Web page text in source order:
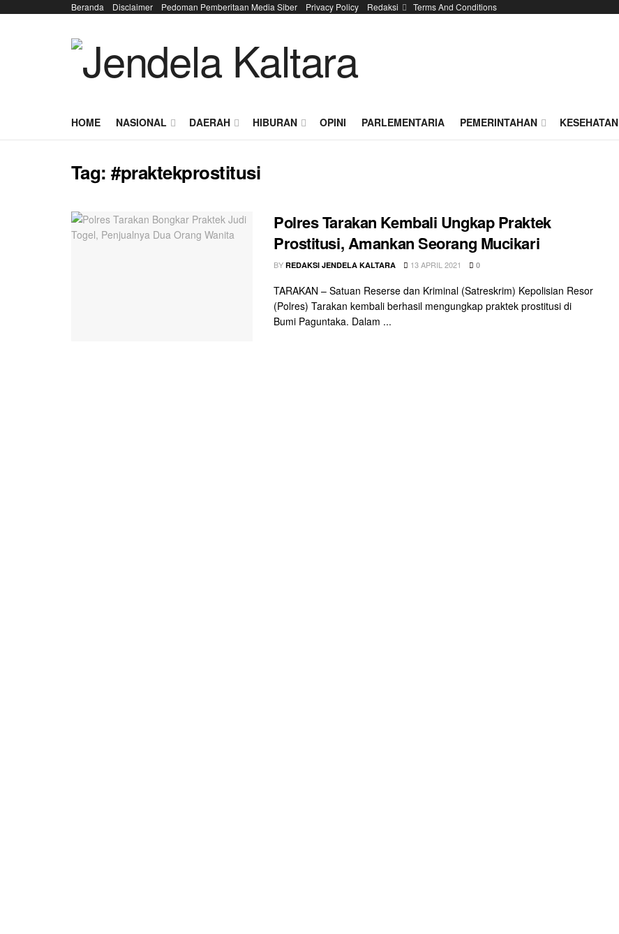
Beranda Disclaimer Pedoman Pemberitaan Media Siber Privacy Policy Redaksi Terms And Conditions
HOME NASIONAL DAERAH HIBURAN OPINI PARLEMENTARIA PEMERINTAHAN KESEHATAN
Tag:#praktekprostitusi
Polres Tarakan Kembali Ungkap Praktek
Prostitusi, Amankan Seorang Mucikari
BY REDAKSI JENDELA KALTARA 13 APRIL 2021 0
TARAKAN – Satuan Reserse dan Kriminal (Satreskrim) Kepolisian Resor
(Polres) Tarakan kembali berhasil mengungkap praktek prostitusi di
Bumi Paguntaka. Dalam ...